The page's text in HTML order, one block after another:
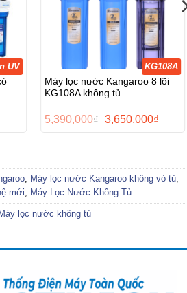
UV
là:
KG108A
Máy lọc nước Kangaroo 8 lõi
KG108A không tủ
5,390,000₫ Giá
5,390,000₫.
3,650,000₫Giá
là:
, Máy lọc nước Kangaroo không vỏ tủ,
mới
Máy Lọc Nước Không Tủ
lọc nước không tủ